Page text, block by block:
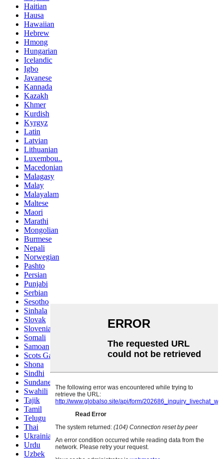
Haitian
Hausa
Hawaiian
Hebrew
Hmong
Hungarian
Icelandic
Igbo
Javanese
Kannada
Kazakh
Khmer
Kurdish
Kyrgyz
Latin
Latvian
Lithuanian
Luxembou..
Macedonian
Malagasy
Malay
Malayalam
Maltese
Maori
Marathi
Mongolian
Burmese
Nepali
Norwegian
Pashto
Persian
Punjabi
Serbian
Sesotho
Sinhala
Slovak
Slovenian
Somali
Samoan
Scots Gaelic
Shona
Sindhi
Sundanese
Swahili
Tajik
Tamil
Telugu
Thai
Ukrainian
Urdu
Uzbek